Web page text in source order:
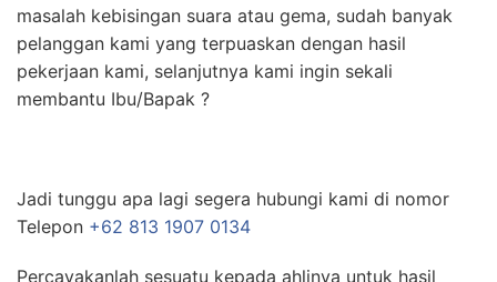
masalah kebisingan suara atau gema, sudah banyak
pelanggan kami yang terpuaskan dengan hasil
pekerjaan kami, selanjutnya kami ingin sekali
membantu Ibu/Bapak ?
Jadi tunggu apa lagi segera hubungi kami di nomor
Telepon +62 813 1907 0134
Percayakanlah sesuatu kepada ahlinya untuk hasil